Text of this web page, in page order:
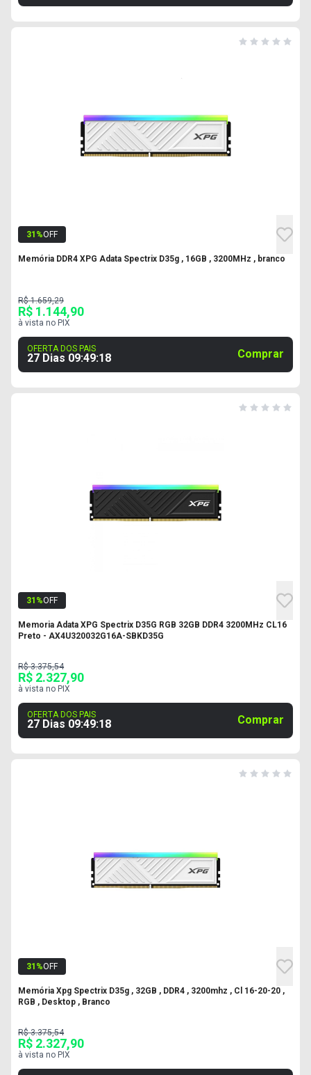
31 %OFF
Memória DDR4 XPG Adata Spectrix D35g , 16GB , 3200MHz , branco
R$ 1.659,29
R$ 1.144,90
à vista no PIX
OFERTA DOS PAIS
27 Dias 09:49:17 Comprar
31 %OFF
Memoria Adata XPG Spectrix D35G RGB 32GB DDR4 3200MHz CL16
Preto - AX4U320032G16A-SBKD35G
R$ 3.375,54
R$ 2.327,90
à vista no PIX
OFERTA DOS PAIS
27 Dias 09:49:17 Comprar
31 %OFF
Memória Xpg Spectrix D35g , 32GB , DDR4 , 3200mhz , Cl 16-20-20 ,
RGB , Desktop , Branco
R$ 3.375,54
R$ 2.327,90
à vista no PIX